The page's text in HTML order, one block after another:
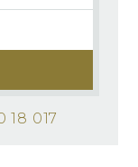
18 017